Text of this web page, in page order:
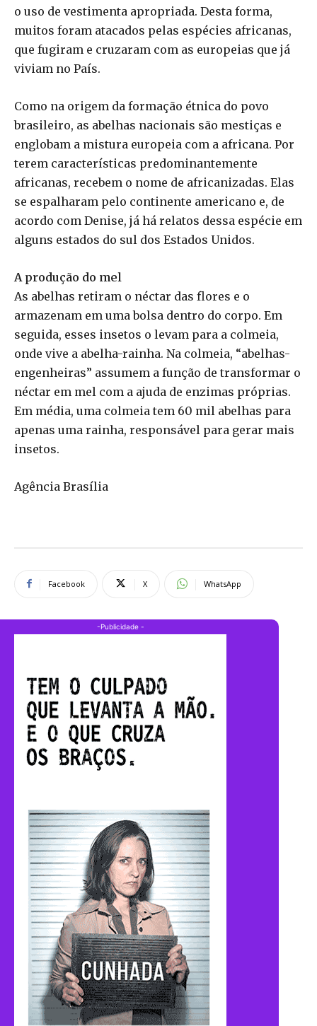
o uso de vestimenta apropriada. Desta forma,
muitos foram atacados pelas espécies africanas,
que fugiram e cruzaram com as europeias que já
viviam no País.
Como na origem da formação étnica do povo
brasileiro, as abelhas nacionais são mestiças e
englobam a mistura europeia com a africana. Por
terem características predominantemente
africanas, recebem o nome de africanizadas. Elas
se espalharam pelo continente americano e, de
acordo com Denise, já há relatos dessa espécie em
alguns estados do sul dos Estados Unidos.
A produção do mel
As abelhas retiram o néctar das flores e o
armazenam em uma bolsa dentro do corpo. Em
seguida, esses insetos o levam para a colmeia,
onde vive a abelha-rainha. Na colmeia, “abelhas-
engenheiras” assumem a função de transformar o
néctar em mel com a ajuda de enzimas próprias.
Em média, uma colmeia tem 60 mil abelhas para
apenas uma rainha, responsável para gerar mais
insetos.
Agência Brasília
Facebook X WhatsApp
-Publicidade -